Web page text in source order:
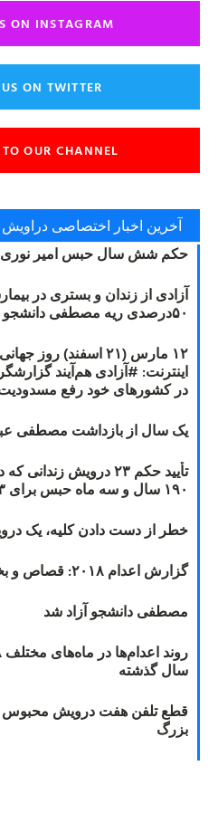
ON INSTAGRAM
ON TWITTER
OUR CHANNEL
آخرین اخبار اختصاصی دراویش
حکم شش سال حبس امیر
آزادی از زندان و بستری در
۵۰درصدی ریه مصطفی دانشجو
۱۲ مارس (۲۱ اسفند)
در کشورهای خود رفع
یک سال از بازداشت مصطفی
تأیید حکم ۲۳ درویش
۱۹۰ سال و سه ماه حبس برای ۲۳ درویش گنابادی قطعی شد
خطر از دست دادن کلیه، یک
گزارش اعدام ۲۰۱۸: قصاص و بخشش
مصطفی دانشجو آزاد شد
سال گذشته
قطع تلفن هفت درویش محبوس
بزرگ